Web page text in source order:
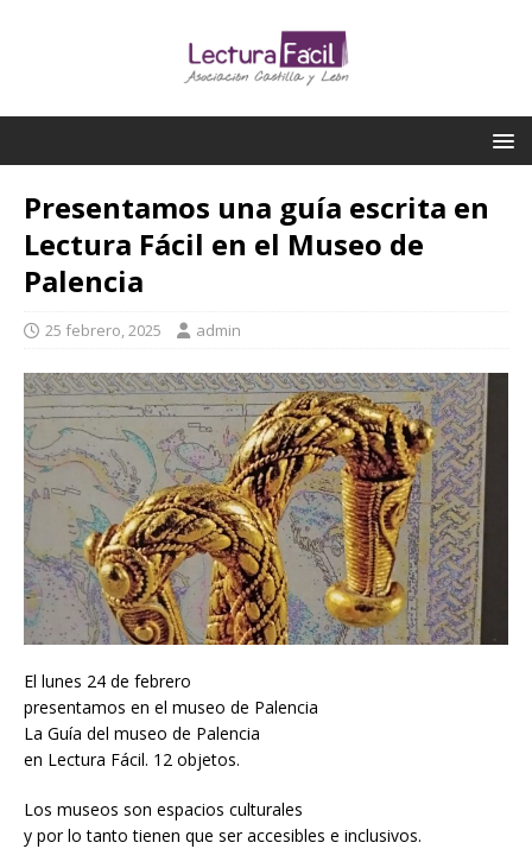
Presentamos una guía escrita en
Lectura Fácil en el Museo de
Palencia
25 febrero, 2025 admin
El lunes 24 de febrero
presentamos en el museo de Palencia
La Guía del museo de Palencia
en Lectura Fácil. 12 objetos.
Los museos son espacios culturales
y por lo tanto tienen que ser accesibles e inclusivos.